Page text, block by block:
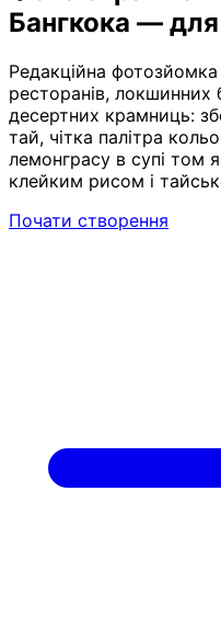
Бангкока —
Редакційна фотозйомка
ресторанів, локшинних
десертних крамниць:
тай, чітка палітра
лемонграсу в супі том
клейким рисом і
Почати створення